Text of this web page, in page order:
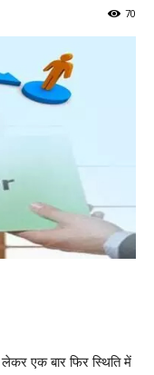
70
लेकर एक बार फिर स्थिति में